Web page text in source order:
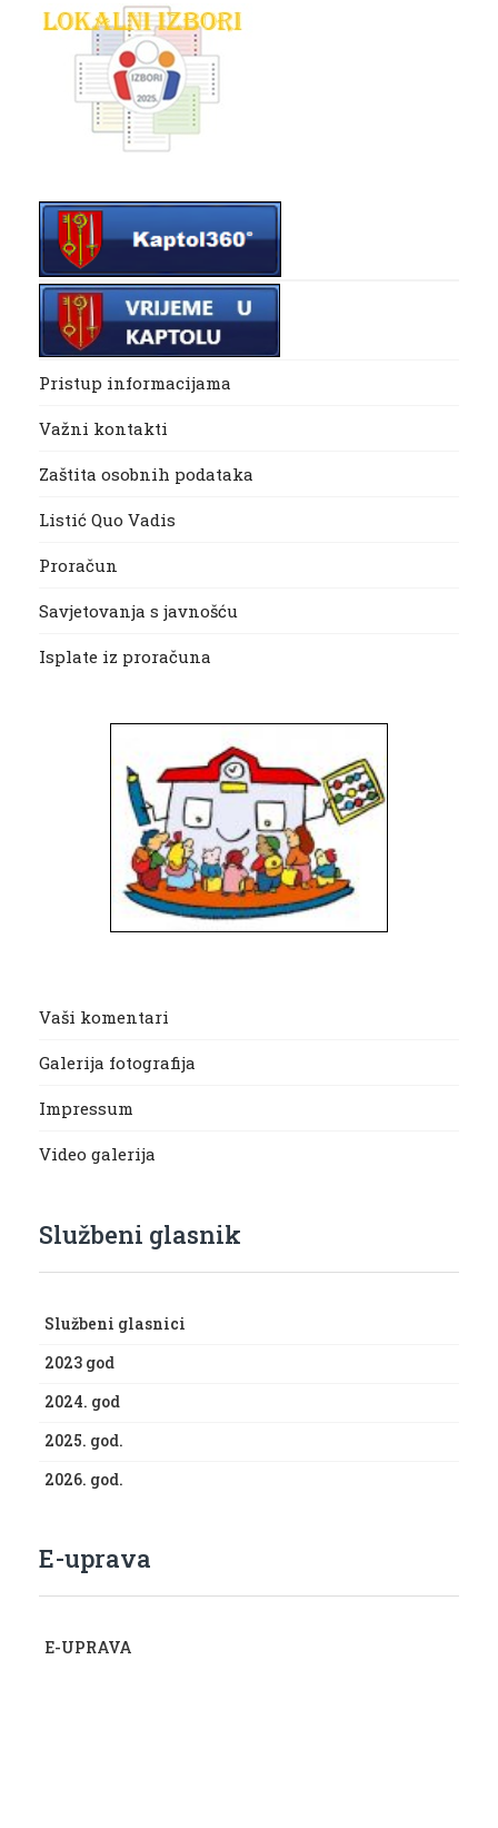
Pristup informacijama
Važni kontakti
Zaštita osobnih podataka
Listić Quo Vadis
Proračun
Savjetovanja s javnošću
Isplate iz proračuna
Vaši komentari
Galerija fotografija
Impressum
Video galerija
Službeni glasnik
Službeni glasnici
2023 god
2024. god
2025. god.
2026. god.
E-uprava
E-UPRAVA